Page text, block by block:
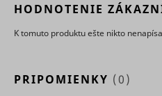
HODNOTENIE
K tomuto produktu ešte nikto
PRIPOMIENKY (0)